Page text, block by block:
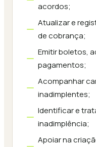
acordos;
Atualizar e
de cobrança;
Emitir boletos,
pagamentos;
Acompanhar
inadimplentes;
Identificar e
inadimplência;
Apoiar na